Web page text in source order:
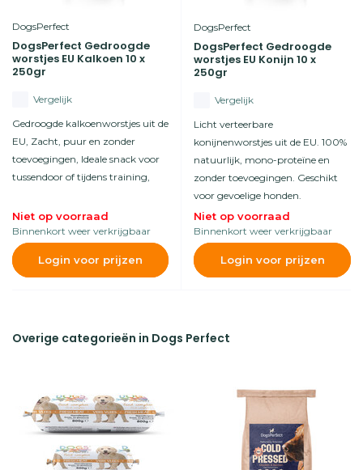
DogsPerfect
DogsPerfect Gedroogde
worstjes EU Kalkoen 10 x
250gr
Vergelijk
Gedroogde kalkoenworstjes uit de
EU, Zacht, puur en zonder
toevoegingen, Ideale snack voor
tussendoor of tijdens training,
Niet op voorraad
Binnenkort weer verkrijgbaar
Login voor prijzen
DogsPerfect
DogsPerfect Gedroogde
worstjes EU Konijn 10 x
250gr
Vergelijk
Licht verteerbare
konijnenworstjes uit de EU. 100%
natuurlijk, mono-proteïne en
zonder toevoegingen. Geschikt
voor gevoelige honden.
Niet op voorraad
Binnenkort weer verkrijgbaar
Login voor prijzen
Overige categorieën in Dogs Perfect